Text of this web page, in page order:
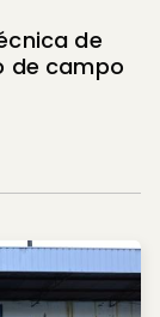
de
de campo